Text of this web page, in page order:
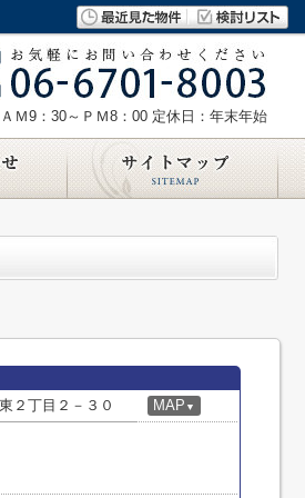
Ｍ9：30～ＰＭ8：00 定休日：年末年始
２丁目２－３０ MAP ▼